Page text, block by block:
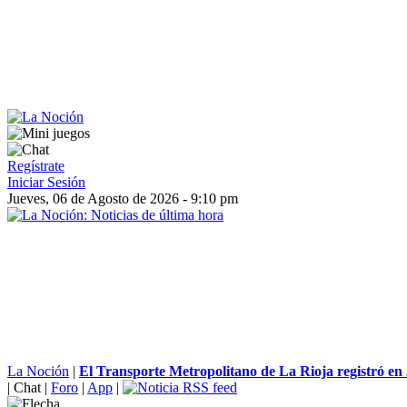
Regístrate
Iniciar Sesión
Jueves, 06 de Agosto de 2026 - 9:10 pm
La Noción | El Transporte Metropolitano de La Rioja registró en
| Chat | Foro | App |